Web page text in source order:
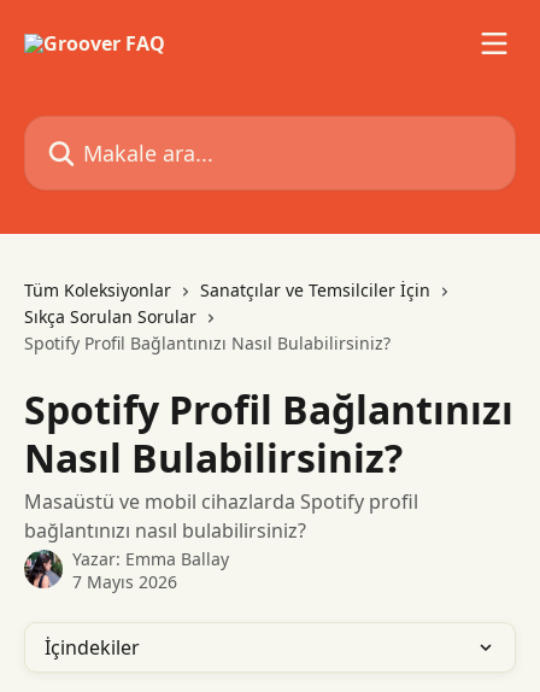
Makale ara...
Tüm Koleksiyonlar
Sanatçılar ve Temsilciler İçin
Sıkça Sorulan Sorular
Spotify Profil Bağlantınızı Nasıl Bulabilirsiniz?
Spotify Profil Bağlantınızı
Nasıl Bulabilirsiniz?
Masaüstü ve mobil cihazlarda Spotify profil
bağlantınızı nasıl bulabilirsiniz?
Yazar: Emma Ballay
7 Mayıs 2026
İçindekiler